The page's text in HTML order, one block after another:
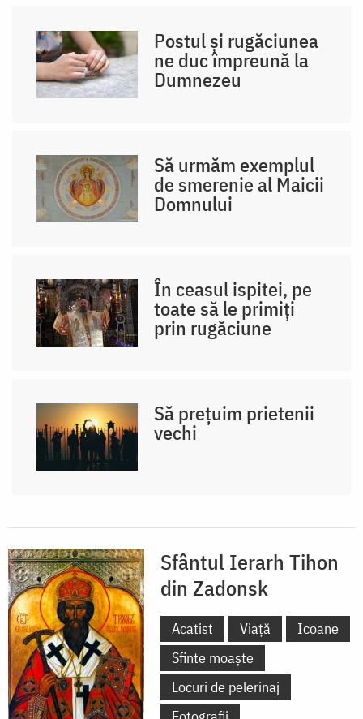
Postul și rugăciunea
ne duc împreună la
Dumnezeu
Să urmăm exemplul
de smerenie al Maicii
Domnului
În ceasul ispitei, pe
toate să le primiți
prin rugăciune
Să prețuim prietenii
vechi
Sfântul Ierarh Tihon
din Zadonsk
Acatist Viață
Icoane
Sfinte moaște
Locuri de pelerinaj